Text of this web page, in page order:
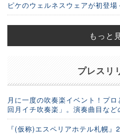
ピケのウェルネスウェアが初登
もっと
プレスリ
月に一度の吹奏楽イベント！プ
回月イチ吹奏楽」。演奏曲目など
『(仮称)エスペリアホテル札幌